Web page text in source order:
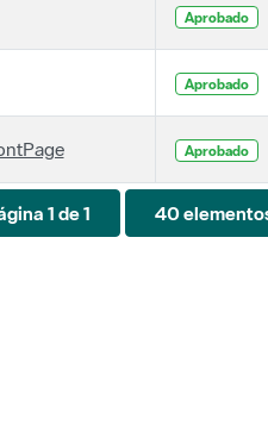
Aprobado
1 de 1 40